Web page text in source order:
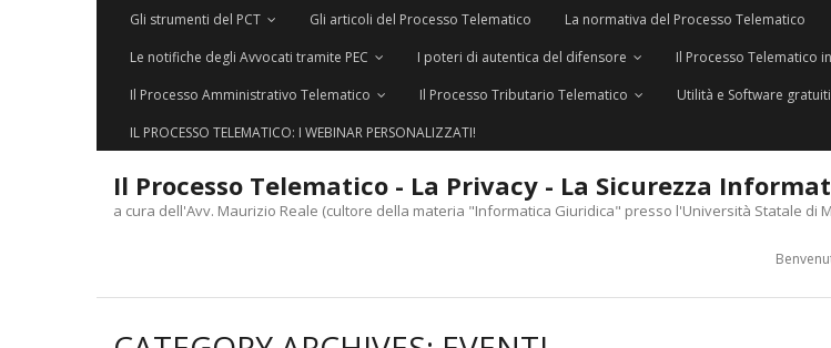
Gli strumenti del PCT Gli articoli del Processo Telematico La normativa del Processo Telematico
Le notifiche degli Avvocati tramite PEC
I poteri di autentica del difensore Il Processo Telematico
Il Processo Amministrativo Telematico
Il Processo Tributario Telematico Utilità e Software
IL PROCESSO TELEMATICO: I WEBINAR PERSONALIZZATI!
Il Processo Telematico - La Privacy - La Sicurezza
a cura dell'Avv. Maurizio Reale (cultore della materia "Informatica Giuridica" presso l'Università Statale di